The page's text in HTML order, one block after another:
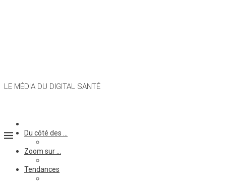
LE MÉDIA DU DIGITAL SANTÉ
Du côté des …
Zoom sur …
Tendances